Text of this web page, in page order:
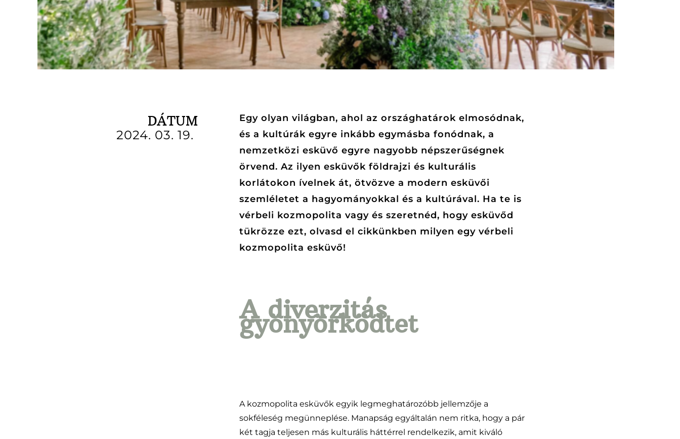
DÁTUM
2024. 03. 19.
Egy olyan világban, ahol az országhatárok elmosódnak,
és a kultúrák egyre inkább egymásba fonódnak, a
nemzetközi esküvő egyre nagyobb népszerűségnek
örvend. Az ilyen esküvők földrajzi és kulturális
korlátokon ívelnek át, ötvözve a modern esküvői
szemléletet a hagyományokkal és a kultúrával. Ha te is
vérbeli kozmopolita vagy és szeretnéd, hogy esküvőd
tükrözze ezt, olvasd el cikkünkben milyen egy vérbeli
kozmopolita esküvő!
A diverzitás
gyönyörködtet
A kozmopolita esküvők egyik legmeghatározóbb jellemzője a
sokféleség megünneplése. Manapság egyáltalán nem ritka, hogy a pár
két tagja teljesen más kulturális háttérrel rendelkezik, amit kiváló